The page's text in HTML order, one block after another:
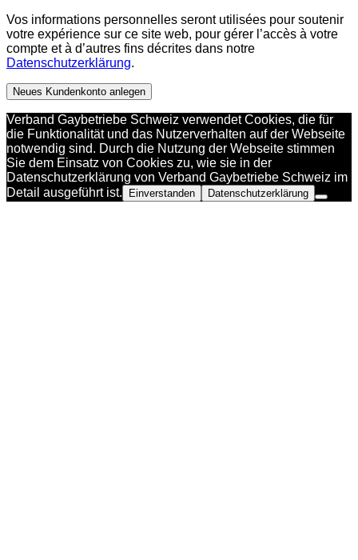
Vos informations personnelles seront utilisées pour soutenir
votre expérience sur ce site web, pour gérer l’accès à votre
compte et à d’autres fins décrites dans notre
Datenschutzerklärung.
Neues Kundenkonto anlegen
Verband Gaybetriebe Schweiz verwendet Cookies, die für
die Funktionalität und das Nutzerverhalten auf der Webseite
notwendig sind. Durch die Nutzung der Webseite stimmen
Sie dem Einsatz von Cookies zu, wie sie in der
Datenschutzerklärung von Verband Gaybetriebe Schweiz im
Detail ausgeführt ist.
Einverstanden Datenschutzerklärung